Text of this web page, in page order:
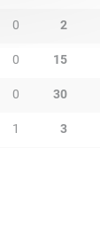
0 2
0 15
0 30
1 3